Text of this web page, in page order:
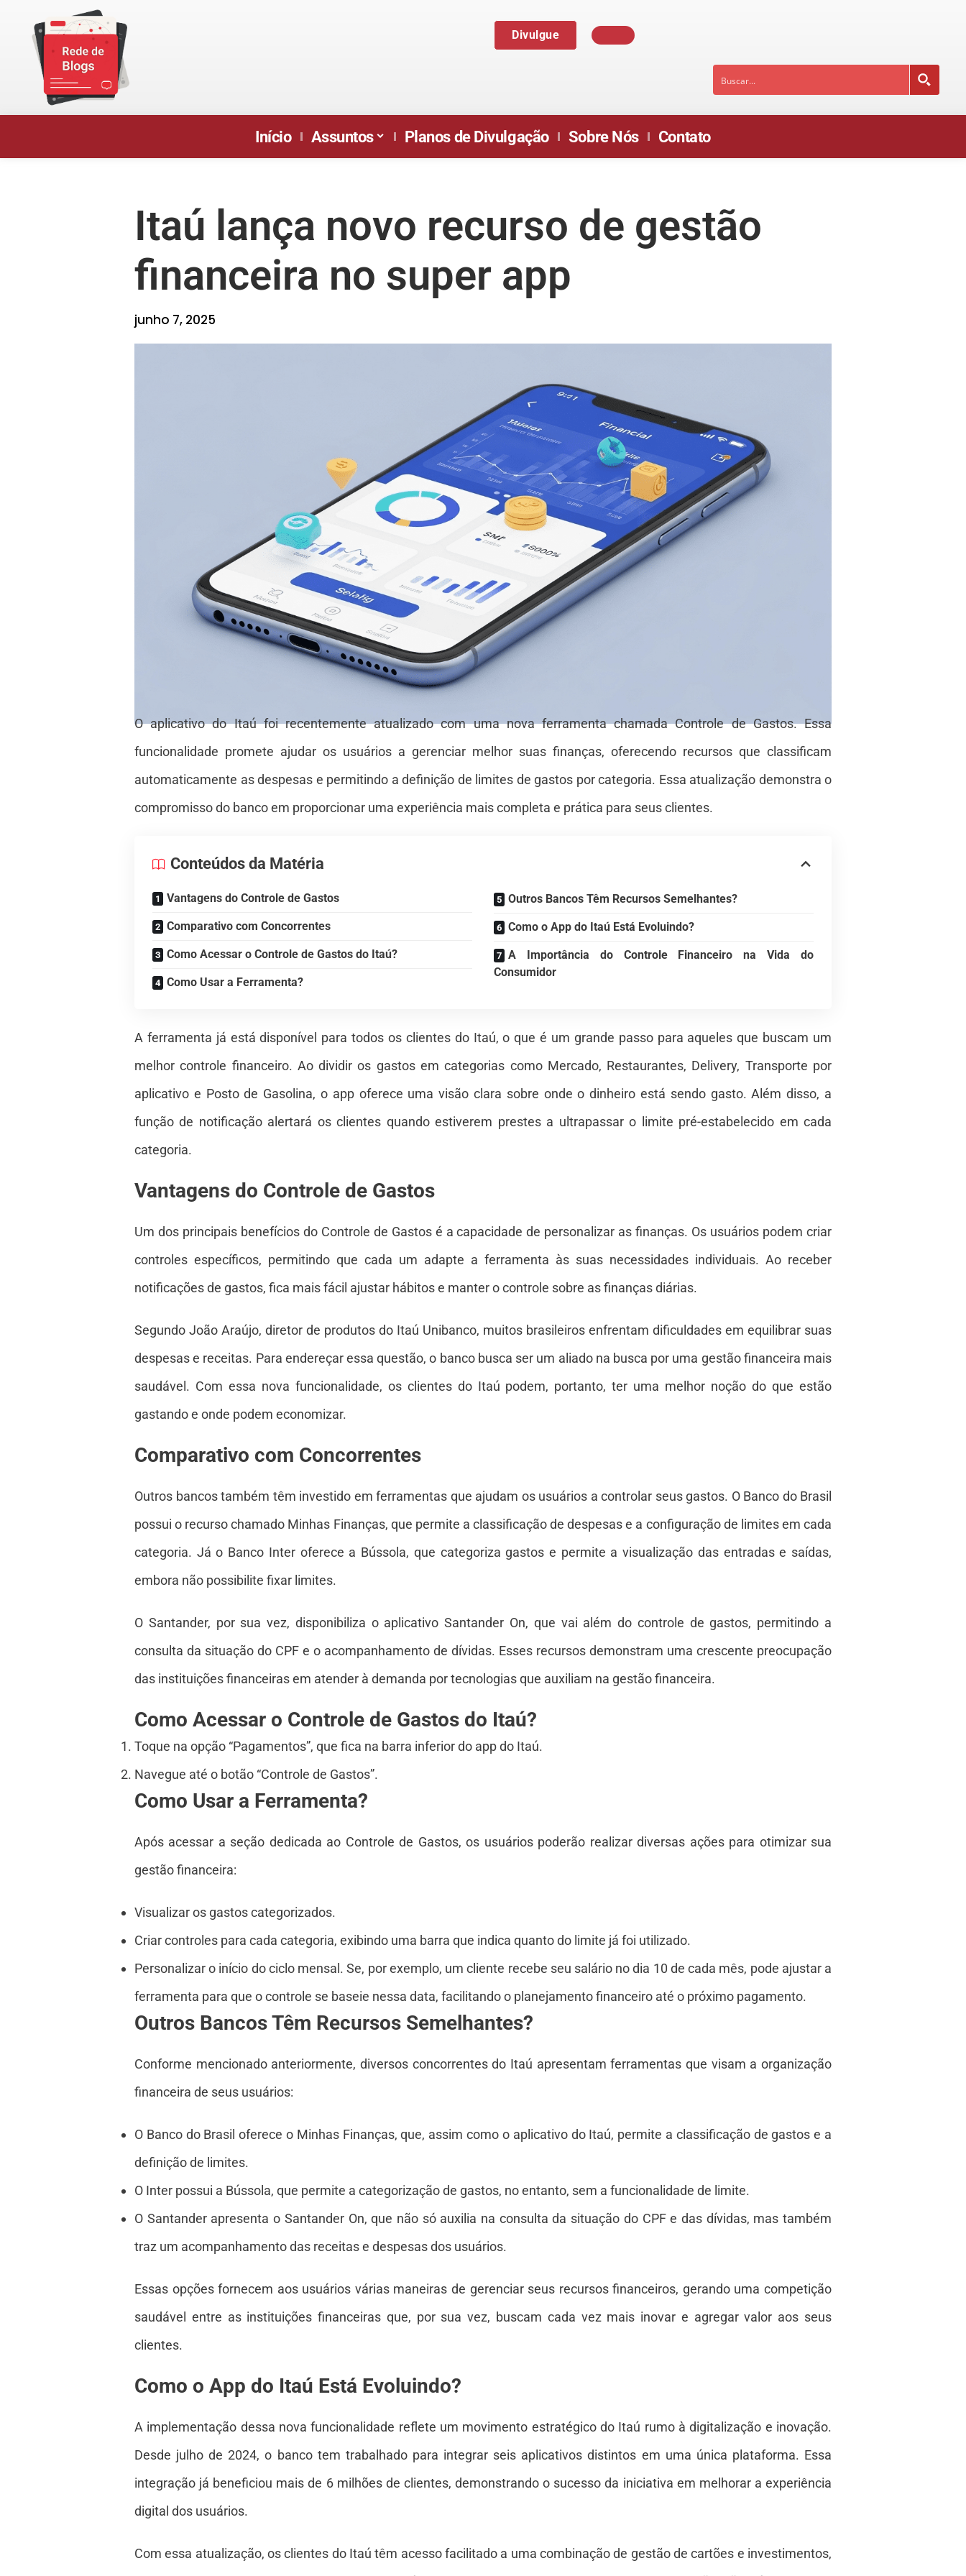
Divulgue
Início Assuntos Planos de Divulgação Sobre Nós Contato
Itaú lança novo recurso de gestão
financeira no super app
junho 7, 2025
O aplicativo do Itaú foi recentemente atualizado com uma nova ferramenta chamada Controle de Gastos. Essa
funcionalidade promete ajudar os usuários a gerenciar melhor suas finanças, oferecendo recursos que classificam
automaticamente as despesas e permitindo a definição de limites de gastos por categoria. Essa atualização demonstra o
compromisso do banco em proporcionar uma experiência mais completa e prática para seus clientes.
Conteúdos da Matéria
Vantagens do Controle de Gastos
Comparativo com Concorrentes
Como Acessar o Controle de Gastos do Itaú?
Como Usar a Ferramenta?
Outros Bancos Têm Recursos Semelhantes?
Como o App do Itaú Está Evoluindo?
A Importância do Controle Financeiro na Vida do
Consumidor
A ferramenta já está disponível para todos os clientes do Itaú, o que é um grande passo para aqueles que buscam um
melhor controle financeiro. Ao dividir os gastos em categorias como Mercado, Restaurantes, Delivery, Transporte por
aplicativo e Posto de Gasolina, o app oferece uma visão clara sobre onde o dinheiro está sendo gasto. Além disso, a
função de notificação alertará os clientes quando estiverem prestes a ultrapassar o limite pré-estabelecido em cada
categoria.
Vantagens do Controle de Gastos
Um dos principais benefícios do Controle de Gastos é a capacidade de personalizar as finanças. Os usuários podem criar
controles específicos, permitindo que cada um adapte a ferramenta às suas necessidades individuais. Ao receber
notificações de gastos, fica mais fácil ajustar hábitos e manter o controle sobre as finanças diárias.
Segundo João Araújo, diretor de produtos do Itaú Unibanco, muitos brasileiros enfrentam dificuldades em equilibrar suas
despesas e receitas. Para endereçar essa questão, o banco busca ser um aliado na busca por uma gestão financeira mais
saudável. Com essa nova funcionalidade, os clientes do Itaú podem, portanto, ter uma melhor noção do que estão
gastando e onde podem economizar.
Comparativo com Concorrentes
Outros bancos também têm investido em ferramentas que ajudam os usuários a controlar seus gastos. O Banco do Brasil
possui o recurso chamado Minhas Finanças, que permite a classificação de despesas e a configuração de limites em cada
categoria. Já o Banco Inter oferece a Bússola, que categoriza gastos e permite a visualização das entradas e saídas,
embora não possibilite fixar limites.
O Santander, por sua vez, disponibiliza o aplicativo Santander On, que vai além do controle de gastos, permitindo a
consulta da situação do CPF e o acompanhamento de dívidas. Esses recursos demonstram uma crescente preocupação
das instituições financeiras em atender à demanda por tecnologias que auxiliam na gestão financeira.
Como Acessar o Controle de Gastos do Itaú?
Toque na opção “Pagamentos”, que fica na barra inferior do app do Itaú.
Navegue até o botão “Controle de Gastos”.
Como Usar a Ferramenta?
Após acessar a seção dedicada ao Controle de Gastos, os usuários poderão realizar diversas ações para otimizar sua
gestão financeira:
Visualizar os gastos categorizados.
Criar controles para cada categoria, exibindo uma barra que indica quanto do limite já foi utilizado.
Personalizar o início do ciclo mensal. Se, por exemplo, um cliente recebe seu salário no dia 10 de cada mês, pode ajustar a
ferramenta para que o controle se baseie nessa data, facilitando o planejamento financeiro até o próximo pagamento.
Outros Bancos Têm Recursos Semelhantes?
Conforme mencionado anteriormente, diversos concorrentes do Itaú apresentam ferramentas que visam a organização
financeira de seus usuários:
O Banco do Brasil oferece o Minhas Finanças, que, assim como o aplicativo do Itaú, permite a classificação de gastos e a
definição de limites.
O Inter possui a Bússola, que permite a categorização de gastos, no entanto, sem a funcionalidade de limite.
O Santander apresenta o Santander On, que não só auxilia na consulta da situação do CPF e das dívidas, mas também
traz um acompanhamento das receitas e despesas dos usuários.
Essas opções fornecem aos usuários várias maneiras de gerenciar seus recursos financeiros, gerando uma competição
saudável entre as instituições financeiras que, por sua vez, buscam cada vez mais inovar e agregar valor aos seus
clientes.
Como o App do Itaú Está Evoluindo?
A implementação dessa nova funcionalidade reflete um movimento estratégico do Itaú rumo à digitalização e inovação.
Desde julho de 2024, o banco tem trabalhado para integrar seis aplicativos distintos em uma única plataforma. Essa
integração já beneficiou mais de 6 milhões de clientes, demonstrando o sucesso da iniciativa em melhorar a experiência
digital dos usuários.
Com essa atualização, os clientes do Itaú têm acesso facilitado a uma combinação de gestão de cartões e investimentos,